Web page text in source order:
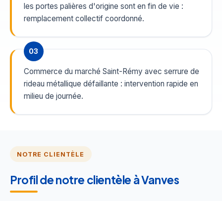
les portes palières d'origine sont en fin de vie :
remplacement collectif coordonné.
03
Commerce du marché Saint-Rémy avec serrure de
rideau métallique défaillante : intervention rapide en
milieu de journée.
NOTRE CLIENTÈLE
Profil de notre clientèle à Vanves